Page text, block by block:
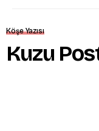
Köşe Yazısı
Kuzu